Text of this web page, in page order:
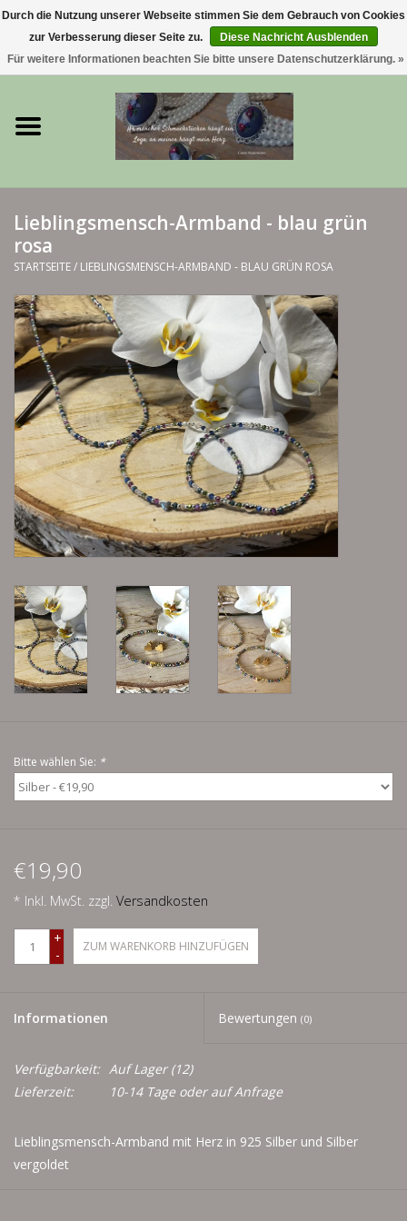
0 Artikel - €0,00
Trachtenschmuck & Ketten
exklusive Kropfketten
925 Silberschmuck
BERGliebe-Kollektion
Blütenkranzkollektion
I ❤️ bayerischer Wald Armband
Lieblingsmensch Kollektion
Ohrringe & Ohrstecker
Armbänder
Tücher
individuell gravierbarer
Schmuck
Schmuck aus goldenem Gras
Schnäppchenecke
Ledertasche Herzform
Lieblingsmensch-Armband - blau grün
rosa
STARTSEITE/ LIEBLINGSMENSCH-ARMBAND - BLAU GRÜN ROSA
Bitte wählen Sie: *
€19,90
* Inkl. MwSt. zzgl. Versandkosten
+
-
ZUM WARENKORB HINZUFÜGEN
Informationen Bewertungen (0)
Verfügbarkeit: Auf Lager(12)
Lieferzeit:
10-14 Tage oder auf Anfrage
Lieblingsmensch-Armband mit Herz in 925 Silber und Silber
vergoldet
Durch die Nutzung unserer Webseite stimmen Sie dem Gebrauch von Cookies
zur Verbesserung dieser Seite zu.
Diese Nachricht Ausblenden
Für weitere Informationen beachten Sie bitte unsere Datenschutzerklärung. »